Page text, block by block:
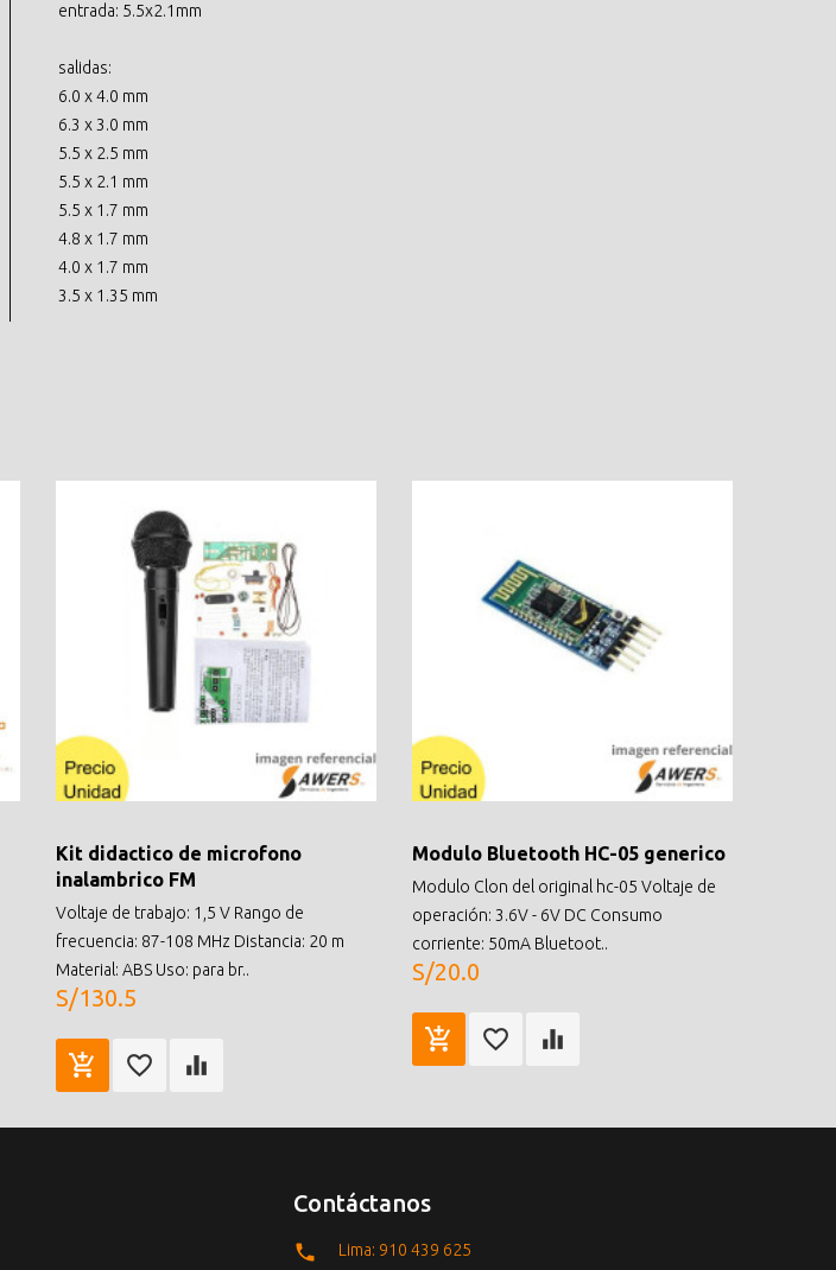
entrada: 5.5x2.1mm
salidas:
6.0 x 4.0 mm
6.3 x 3.0 mm
5.5 x 2.5 mm
5.5 x 2.1 mm
5.5 x 1.7 mm
4.8 x 1.7 mm
4.0 x 1.7 mm
3.5 x 1.35 mm
Kit didactico de microfono
inalambrico FM
Voltaje de trabajo: 1,5 V Rango de
frecuencia: 87-108 MHz Distancia: 20 m
Material: ABS Uso: para br..
S/130.5
Modulo Bluetooth HC-05 generico
Modulo Clon del original hc-05 Voltaje de
operación: 3.6V - 6V DC Consumo
corriente: 50mA Bluetoot..
S/20.0
Contáctanos
Lima: 910 439 625